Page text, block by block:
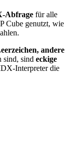
Abfrage für alle
Cube genutzt, wie
andere
sind, sind eckige
Interpreter die